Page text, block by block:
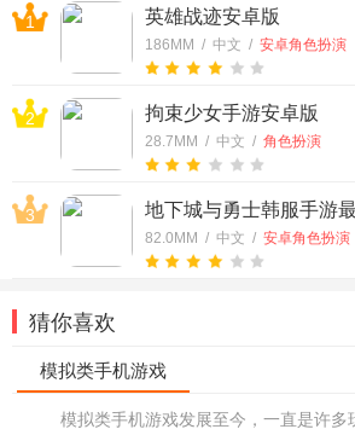
1 英雄战迹安卓版
186MM / 中文 / 安卓角色扮演
2 拘束少女手游安卓版
28.7MM / 中文 / 角色扮演
3 地下城与勇士韩服手游
82.0MM / 中文 / 安卓角色扮演
猜你喜欢
模拟类手机游戏发展至今，一直是许多